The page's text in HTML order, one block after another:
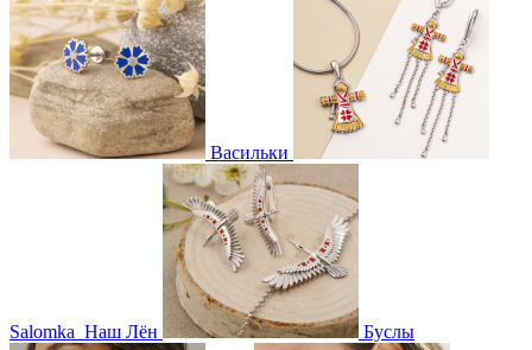
Васильки
Salomka Наш Лён Буслы